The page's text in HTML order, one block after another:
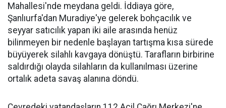
Mahallesi'nde meydana geldi. İddiaya göre,
Şanlıurfa'dan Muradiye'ye gelerek bohçacılık ve
seyyar satıcılık yapan iki aile arasında henüz
bilinmeyen bir nedenle başlayan tartışma kısa sürede
büyüyerek silahlı kavgaya dönüştü. Tarafların birbirine
saldırdığı olayda silahların da kullanılması üzerine
ortalık adeta savaş alanına döndü.